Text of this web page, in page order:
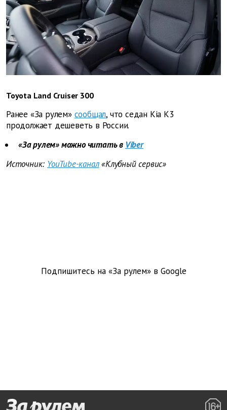
Toyota Land Cruiser 300
Ранее «За рулем» сообщал, что седан Kia K3
продолжает дешеветь в России.
«За рулем» можно читать в Viber
Источник: YouTube-канал«Клубный сервис»
Подпишитесь на «За рулем» в Google